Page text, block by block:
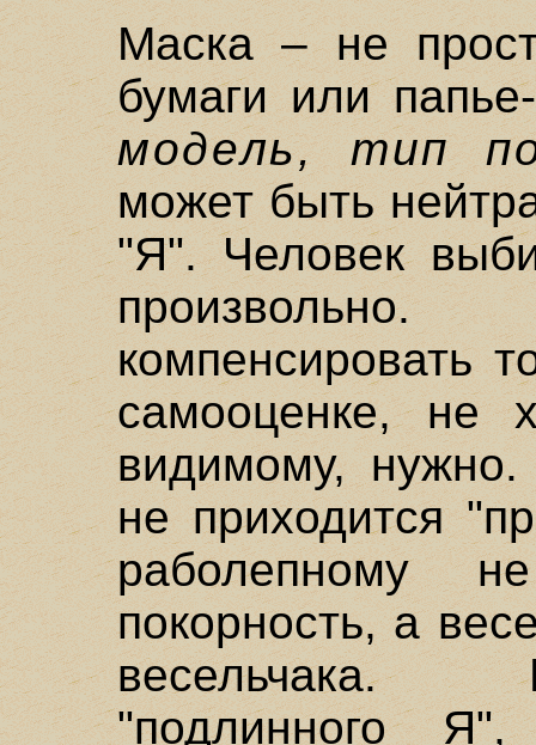
Маска – не
бумаги или
модель, тип
может быть
"Я". Человек
компенсировать
самооценке, не
видимому, нужно.
не приходится
раболепному
покорность, а
весельчака.
"подлинного